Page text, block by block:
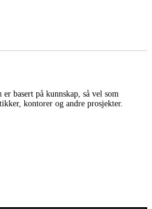
basert på kunnskap, så vel som
kontorer og andre prosjekter.